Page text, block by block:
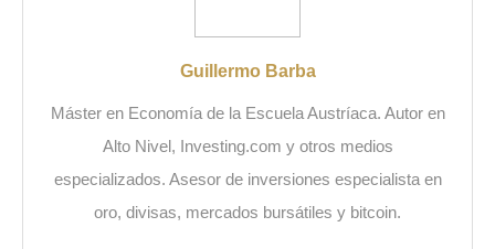
Guillermo Barba
Máster en Economía de la Escuela Austríaca. Autor en
Alto Nivel, Investing.com y otros medios
especializados. Asesor de inversiones especialista en
oro, divisas, mercados bursátiles y bitcoin.